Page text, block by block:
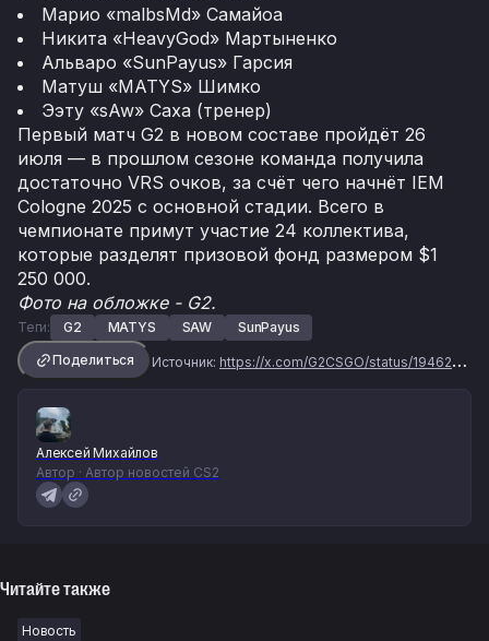
Марио «malbsMd» Самайоа
Никита «HeavyGod» Мартыненко
Альваро «SunPayus» Гарсия
Матуш «MATYS» Шимко
Ээту «sAw» Саха (тренер)
Первый матч G2 в новом составе пройдёт 26
июля — в прошлом сезоне команда получила
достаточно VRS очков, за счёт чего начнёт IEM
Cologne 2025 с основной стадии. Всего в
чемпионате примут участие 24 коллектива,
которые разделят призовой фонд размером $1
250 000.
Фото на обложке - G2.
Теги: G2 MATYS SAW
SunPayus
Поделиться
Источник: https://x.com/G2CSGO/status/1946208491397321060
Алексей Михайлов
Автор · Автор новостей CS2
Читайте также
Новость